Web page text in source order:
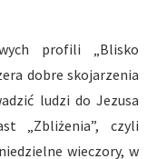
profili „Blisko
dobre skojarzenia
ludzi do Jezusa
„Zbliżenia”, czyli
wieczory, w